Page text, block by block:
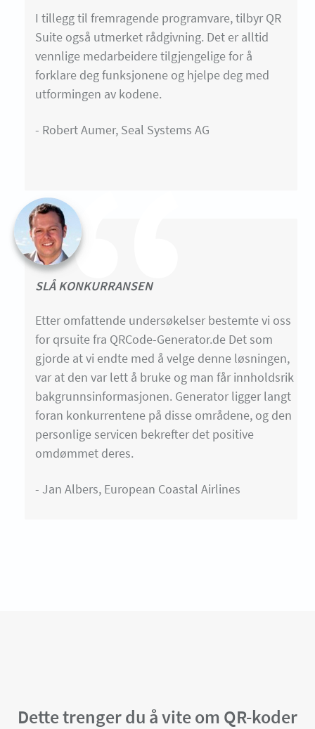
I tillegg til fremragende programvare, tilbyr QR
Suite også utmerket rådgivning. Det er alltid
vennlige medarbeidere tilgjengelige for å
forklare deg funksjonene og hjelpe deg med
utformingen av kodene.
- Robert Aumer, Seal Systems AG
SLÅ KONKURRANSEN
Etter omfattende undersøkelser bestemte vi oss
for qrsuite fra QRCode-Generator.de Det som
gjorde at vi endte med å velge denne løsningen,
var at den var lett å bruke og man får innholdsrik
bakgrunnsinformasjonen. Generator ligger langt
foran konkurrentene på disse områdene, og den
personlige servicen bekrefter det positive
omdømmet deres.
- Jan Albers, European Coastal Airlines
Dette trenger du å vite om QR-koder